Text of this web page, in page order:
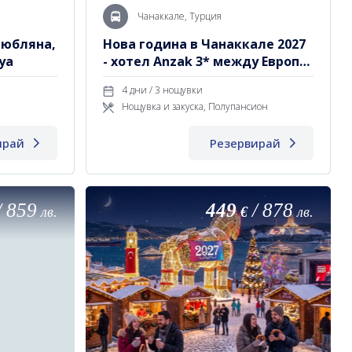
Чанаккале, Турция
Нова година в Чанаккале 2027
- хотел Anzak 3* между Европа
и Азия
4 дни / 3 нощувки
Нощувка и закуска, Полупансион
Резервирай
859 лв. 449 €/878 лв.